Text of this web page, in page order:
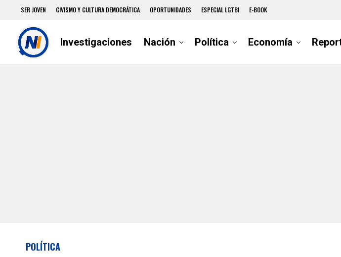
SER JOVEN CIVISMO Y CULTURA DEMOCRÁTICA OPORTUNIDADES ESPECIAL LGTBI E-BOOK
Investigaciones Nación Política Economía
POLÍTICA